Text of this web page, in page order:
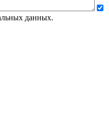
данных.